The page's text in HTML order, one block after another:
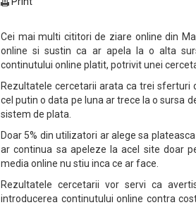
Cei mai multi cititori de ziare online din
online si sustin ca ar apela la o alta
continutului online platit, potrivit unei
Rezultatele cercetarii arata ca trei
cel putin o data pe luna ar trece la o sursa
sistem de plata.
Doar 5% din utilizatori ar alege sa
ar continua sa apeleze la acel site doar
media online nu stiu inca ce ar face.
Rezultatele cercetarii vor servi ca
introducerea continutului online contra